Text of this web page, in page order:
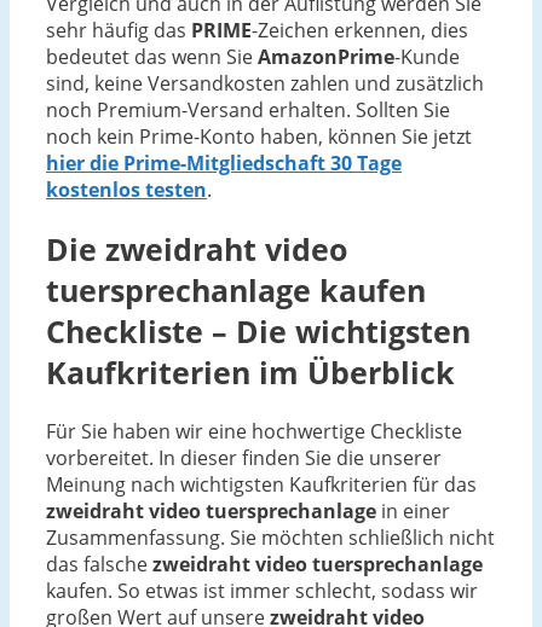
sehr häufig das PRIME-Zeichen erkennen, dies
bedeutet das wenn SieAmazonPrime-Kunde
sind, keine Versandkosten zahlen und zusätzlich
noch Premium-Versand erhalten. Sollten Sie
noch kein Prime-Konto haben, können Sie jetzt
hier die Prime-Mitgliedschaft 30 Tage
kostenlos testen.
Die zweidraht video
tuersprechanlage kaufen
Checkliste – Die wichtigsten
Kaufkriterien im Überblick
Für Sie haben wir eine hochwertige Checkliste
vorbereitet. In dieser finden Sie die unserer
Meinung nach wichtigsten Kaufkriterien für das
zweidraht video tuersprechanlage in einer
Zusammenfassung. Sie möchten schließlich nicht
das falschezweidraht video tuersprechanlage
kaufen. So etwas ist immer schlecht, sodass wir
großen Wert auf unserezweidraht video